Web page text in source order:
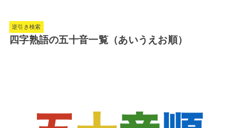
逆引き検索
四字熟語の五十音一覧（あいうえお順）